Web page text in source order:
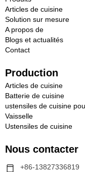
Articles de cuisine
Solution sur mesure
A propos de
Blogs et actualités
Contact
Production
Articles de cuisine
Batterie de cuisine
ustensiles de cuisine
Vaisselle
Ustensiles de cuisine
Nous contacter
+86-13827336819